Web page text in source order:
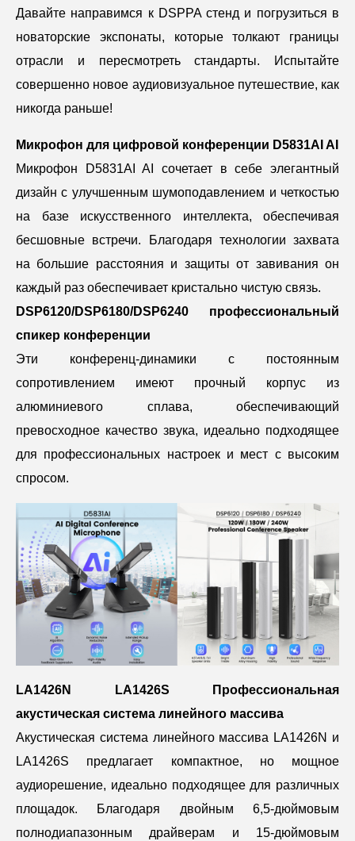
Давайте направимся к DSPPA стенд и погрузиться в
новаторские экспонаты, которые толкают границы
отрасли и пересмотреть стандарты. Испытайте
совершенно новое аудиовизуальное путешествие, как
никогда раньше!
Микрофон для цифровой конференции D5831AI AI
Микрофон D5831AI AI сочетает в себе элегантный
дизайн с улучшенным шумоподавлением и четкостью
на базе искусственного интеллекта, обеспечивая
бесшовные встречи. Благодаря технологии захвата
на большие расстояния и защиты от завивания он
каждый раз обеспечивает кристально чистую связь.
DSP6120/DSP6180/DSP6240 профессиональный
спикер конференции
Эти конференц-динамики с постоянным
сопротивлением имеют прочный корпус из
алюминиевого сплава, обеспечивающий
превосходное качество звука, идеально подходящее
для профессиональных настроек и мест с высоким
спросом.
LA1426N LA1426S Профессиональная
акустическая система линейного массива
Акустическая система линейного массива LA1426N и
LA1426S предлагает компактное, но мощное
аудиорешение, идеально подходящее для различных
площадок. Благодаря двойным 6,5-дюймовым
полнодиапазонным драйверам и 15-дюймовым